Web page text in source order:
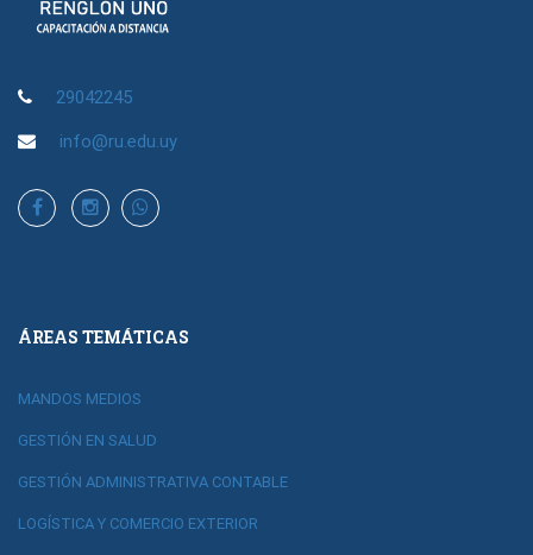
29042245
info@ru.edu.uy
ÁREAS TEMÁTICAS
MANDOS MEDIOS
GESTIÓN EN SALUD
GESTIÓN ADMINISTRATIVA CONTABLE
LOGÍSTICA Y COMERCIO EXTERIOR